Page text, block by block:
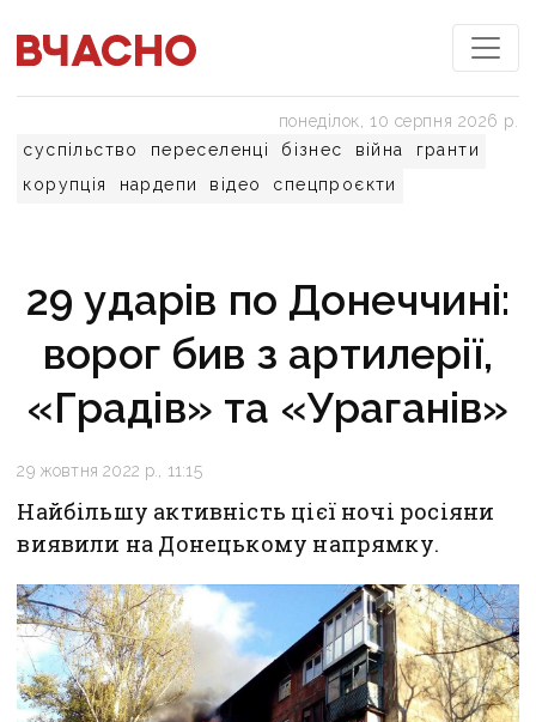
суспільство переселенці бізнес війна
гранти
корупція
нардепи відео спецпроєкти
понеділок, 10 серпня 2026 р.
29 ударів по Донеччині:
ворог бив з артилерії,
«Градів» та «Ураганів»
29 жовтня 2022 р., 11:15
Найбільшу активність цієї ночі росіяни
виявили на Донецькому напрямку.